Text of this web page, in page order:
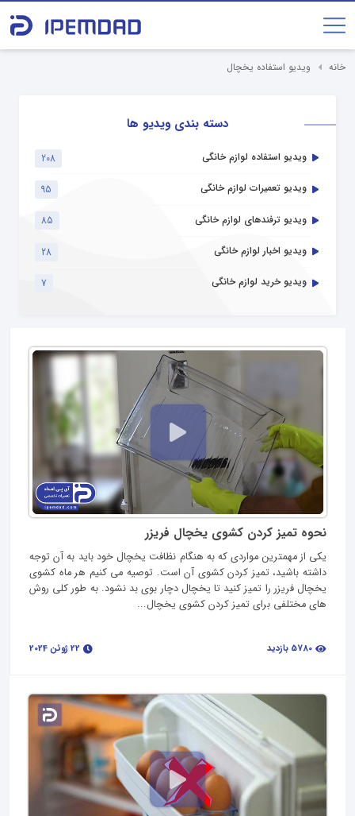
خانه ویدیو استفاده یخچال
دسته بندی ویدیو ها
ویدیو استفاده لوازم خانگی
208
ویدیو تعمیرات لوازم خانگی
95
ویدیو ترفندهای لوازم خانگی
85
ویدیو اخبار لوازم خانگی
28
ویدیو خرید لوازم خانگی
7
نحوه تمیز کردن کشوی یخچال فریزر
یکی از مهمترین مواردی که به هنگام نظافت یخچال خود باید به آن توجه
داشته باشید، تمیز کردن کشوی آن است. توصیه می‌ کنیم هر ماه کشوی
یخچال فریزر را تمیز کنید تا یخچال دچار بوی بد نشود. به طور کلی روش‌
های مختلفی برای تمیز کردن کشوی یخچال...